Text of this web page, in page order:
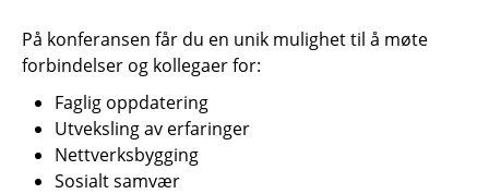
På konferansen får du en unik mulighet til å møte
forbindelser og kollegaer for:
Faglig oppdatering
Utveksling av erfaringer
Nettverksbygging
Sosialt samvær